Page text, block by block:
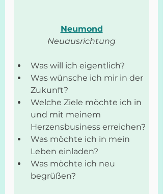
Neumond
Neuausrichtung
Was will ich eigentlich?
Was wünsche ich mir in der
Zukunft?
Welche Ziele möchte ich in
und mit meinem
Herzensbusiness erreichen?
Was möchte ich in mein
Leben einladen?
Was möchte ich neu
begrüßen?